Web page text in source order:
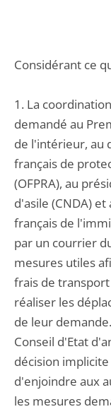
Considérant ce
1. La
demandé au
de l'intérieur, au
français de
(OFPRA), au
d'asile (CNDA)
français de
par un courrier
mesures utiles
frais de
réaliser les
de leur
Conseil d'Etat
décision
d'enjoindre aux
les mesures